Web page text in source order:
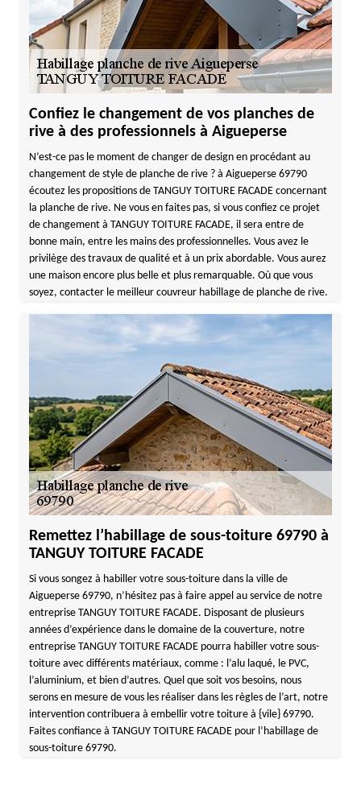
Confiez le changement de vos planches de
rive à des professionnels à Aigueperse
N’est-ce pas le moment de changer de design en procédant au
changement de style de planche de rive ? à Aigueperse 69790
écoutez les propositions de TANGUY TOITURE FACADE concernant
la planche de rive. Ne vous en faites pas, si vous confiez ce projet
de changement à TANGUY TOITURE FACADE, il sera entre de
bonne main, entre les mains des professionnelles. Vous avez le
privilège des travaux de qualité et à un prix abordable. Vous aurez
une maison encore plus belle et plus remarquable. Où que vous
soyez, contacter le meilleur couvreur habillage de planche de rive.
Remettez l’habillage de sous-toiture 69790 à
TANGUY TOITURE FACADE
Si vous songez à habiller votre sous-toiture dans la ville de
Aigueperse 69790, n’hésitez pas à faire appel au service de notre
entreprise TANGUY TOITURE FACADE. Disposant de plusieurs
années d’expérience dans le domaine de la couverture, notre
entreprise TANGUY TOITURE FACADE pourra habiller votre sous-
toiture avec différents matériaux, comme : l’alu laqué, le PVC,
l’aluminium, et bien d’autres. Quel que soit vos besoins, nous
serons en mesure de vous les réaliser dans les règles de l’art, notre
intervention contribuera à embellir votre toiture à {vile} 69790.
Faites confiance à TANGUY TOITURE FACADE pour l’habillage de
sous-toiture 69790.